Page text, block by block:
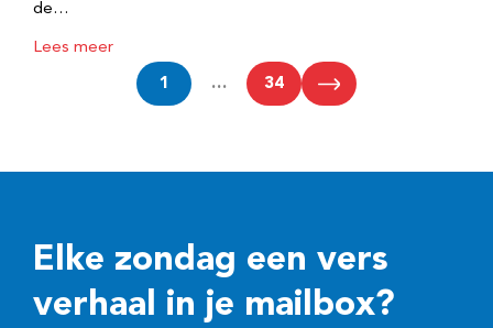
de…
Lees meer
1 … 34
Elke zondag een vers
verhaal in je mailbox?